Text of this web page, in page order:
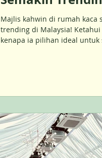
Malaysia (Dan
Anda Akan
Majlis kahwin di rumah kaca
trending di Malaysia! Ketahui
kenapa ia pilihan ideal untuk